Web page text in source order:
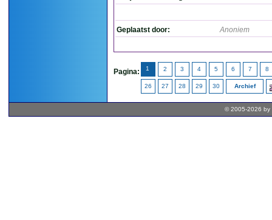
Geplaatst door: Anoniem
Pagina: 1 2 3 4 5 6 7 8
26 27 28 29 30 Archief
© 2005-2026 by